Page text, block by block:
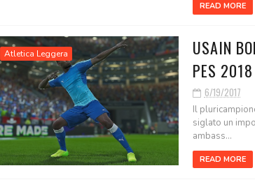
READ MORE
Atletica Leggera
USAIN
PES 2018
6/19/2017
Il
siglato un
ambass...
READ MORE